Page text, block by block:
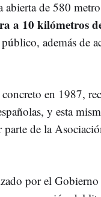
abierta de 580
a 10 kilómetros
además de
concreto en 1987,
y esta
parte de la
por el